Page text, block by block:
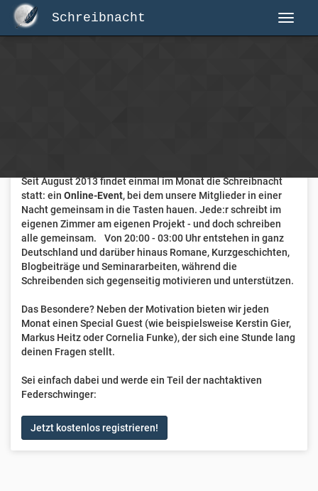
Schreibnacht
Seit August 2013 findet einmal im Monat die Schreibnacht
statt: ein Online-Event, bei dem unsere Mitglieder in einer
Nacht gemeinsam in die Tasten hauen. Jede:r schreibt im
eigenen Zimmer am eigenen Projekt - und doch schreiben
alle gemeinsam. Von 20:00 - 03:00 Uhr entstehen in ganz
Deutschland und darüber hinaus Romane, Kurzgeschichten,
Blogbeiträge und Seminararbeiten, während die
Schreibenden sich gegenseitig motivieren und unterstützen.
Das Besondere? Neben der Motivation bieten wir jeden
Monat einen Special Guest (wie beispielsweise Kerstin Gier,
Markus Heitz oder Cornelia Funke), der sich eine Stunde lang
deinen Fragen stellt.
Sei einfach dabei und werde ein Teil der nachtaktiven
Federschwinger:
Jetzt kostenlos registrieren!